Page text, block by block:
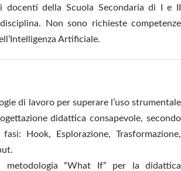
docenti della Scuola Secondaria di I e II
Non sono richieste competenze
Artificiale.
di lavoro per superare l’uso strumentale
didattica consapevole, secondo
fasi: Hook, Esplorazione, Trasformazione,
metodologia “What If” per la didattica